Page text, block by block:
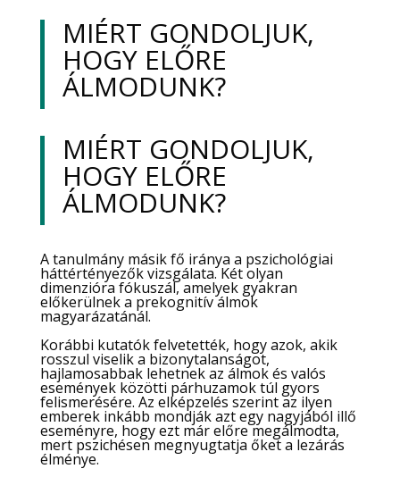
MIÉRT GONDOLJUK,
HOGY ELŐRE
ÁLMODUNK?
MIÉRT GONDOLJUK,
HOGY ELŐRE
ÁLMODUNK?
A tanulmány másik fő iránya a pszichológiai
háttértényezők vizsgálata. Két olyan
dimenzióra fókuszál, amelyek gyakran
előkerülnek a prekognitív álmok
magyarázatánál.
Korábbi kutatók felvetették, hogy azok, akik
rosszul viselik a bizonytalanságot,
hajlamosabbak lehetnek az álmok és valós
események közötti párhuzamok túl gyors
felismerésére. Az elképzelés szerint az ilyen
emberek inkább mondják azt egy nagyjából illő
eseményre, hogy ezt már előre megálmodta,
mert pszichésen megnyugtatja őket a lezárás
élménye.